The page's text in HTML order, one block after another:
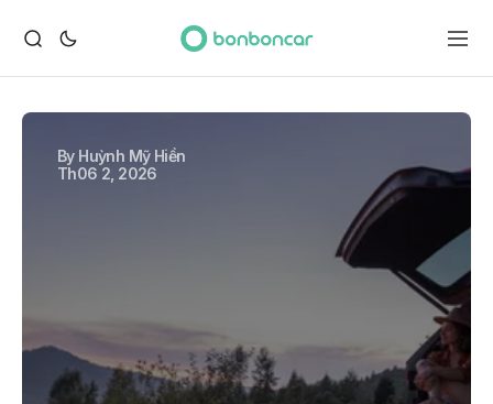
By Huỳnh Mỹ Hiền
Th06 2, 2026